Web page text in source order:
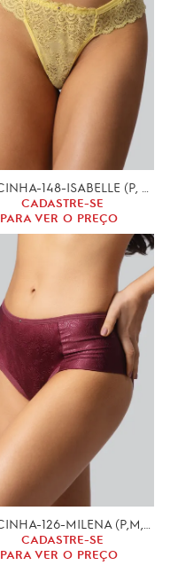
CADASTRE-SE
PARA VER O PREÇO
CADASTRE-SE
PARA VER O PREÇO